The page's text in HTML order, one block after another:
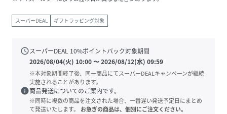
スーパーDEAL ギフトラッピング対象
scheduleスーパーDEAL 10%ポイントバック対象期間
2026/08/04(火) 10:00〜2026/08/12(水) 09:59
※本対象期間終了後、同一商品にてスーパーDEALキャンペーンが継続
実施されることがあります。
info商品発送についてのご案内です。
※同時に複数の商品を注文された場合、一番遅い発送予定日にまとめ
て発送いたします。
お急ぎの商品は、個別にご注文ください。